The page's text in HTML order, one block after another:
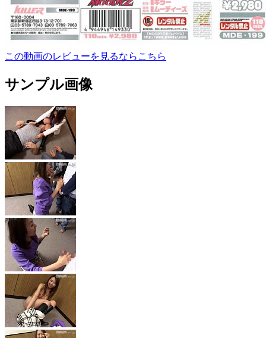
この動画のレビューを見るならこちら
サンプル画像